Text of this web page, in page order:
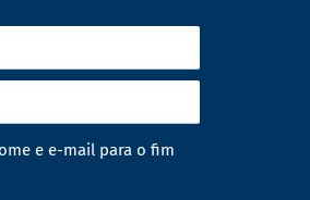
e e-mail para o fim